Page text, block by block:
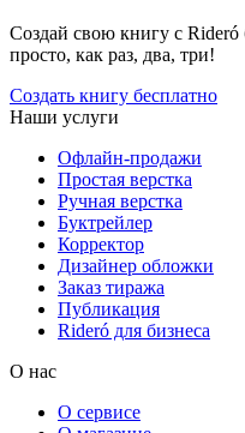
Создай свою книгу с Rideró
просто, как раз, два, три!
Создать книгу бесплатно
Наши услуги
Офлайн-продажи
Простая верстка
Ручная верстка
Буктрейлер
Корректор
Дизайнер обложки
Заказ тиража
Публикация
Rideró для бизнеса
О нас
О сервисе